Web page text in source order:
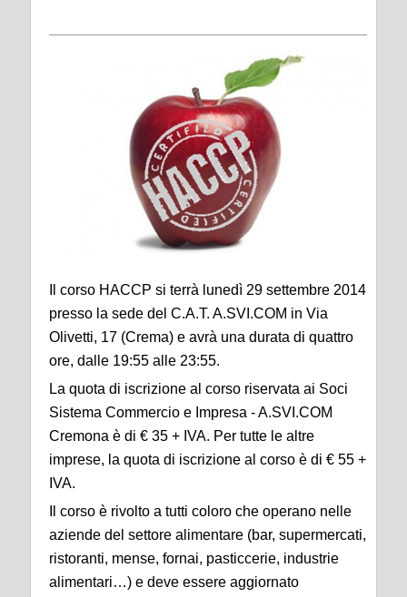
Il corso HACCP si terrà lunedì 29 settembre 2014
presso la sede del C.A.T. A.SVI.COM in Via
Olivetti, 17 (Crema) e avrà una durata di quattro
ore, dalle 19:55 alle 23:55.
La quota di iscrizione al corso riservata ai Soci
Sistema Commercio e Impresa - A.SVI.COM
Cremona è di € 35 + IVA. Per tutte le altre
imprese, la quota di iscrizione al corso è di € 55 +
IVA.
Il corso è rivolto a tutti coloro che operano nelle
aziende del settore alimentare (bar, supermercati,
ristoranti, mense, fornai, pasticcerie, industrie
alimentari…) e deve essere aggiornato